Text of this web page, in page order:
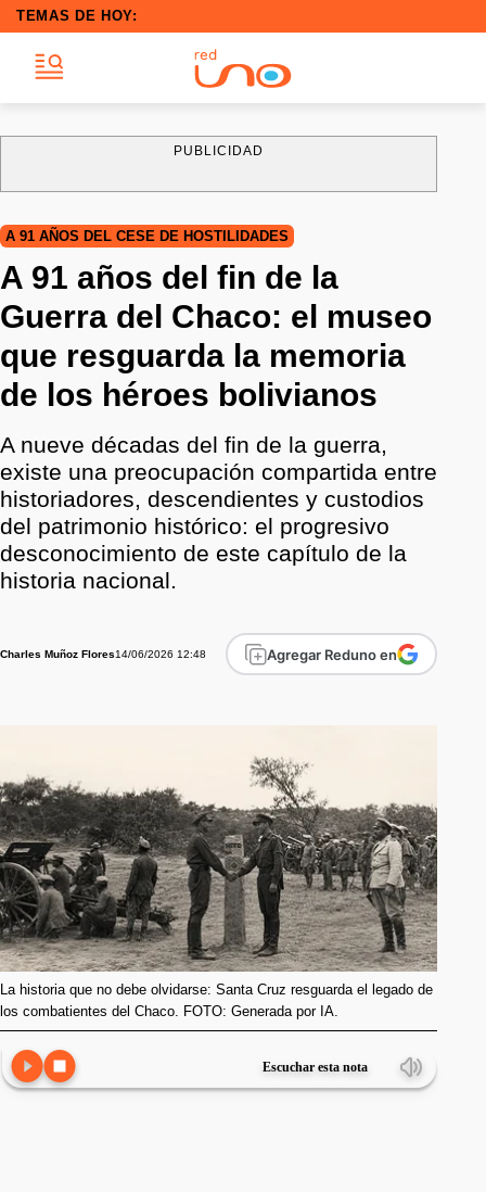
TEMAS DE HOY:
PUBLICIDAD
A 91 AÑOS DEL CESE DE HOSTILIDADES
A 91 años del fin de la
Guerra del Chaco: el museo
que resguarda la memoria
de los héroes bolivianos
A nueve décadas del fin de la guerra,
existe una preocupación compartida entre
historiadores, descendientes y custodios
del patrimonio histórico: el progresivo
desconocimiento de este capítulo de la
historia nacional.
Charles Muñoz Flores14/06/2026 12:48 Agregar Reduno en
La historia que no debe olvidarse: Santa Cruz resguarda el legado de
los combatientes del Chaco. FOTO: Generada por IA.
Escuchar esta nota